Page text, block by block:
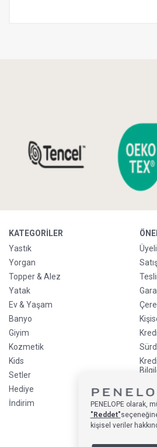
KATEGORILER
Yastık
Yorgan
Topper & Alez
Yatak
Ev & Yaşam
Banyo
Giyim
Kozmetik
Kids
Setler
Hediye
İndirim
PENELOPE olarak,
"Reddet"
kişisel veriler